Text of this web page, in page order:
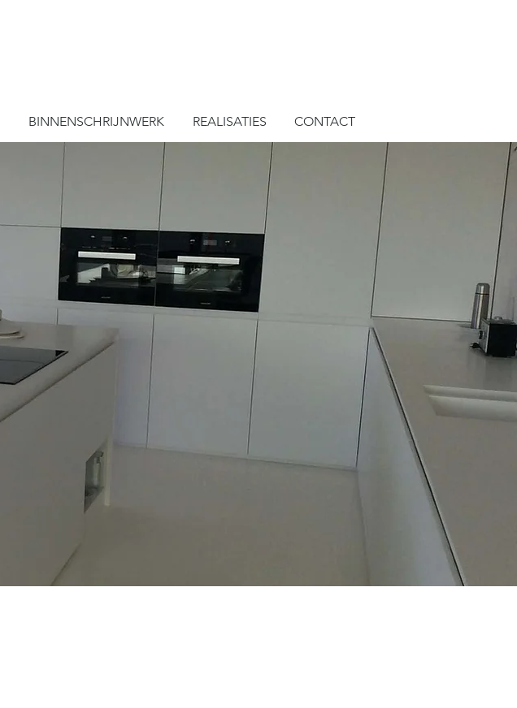
BINNENSCHRIJNWERK REALISATIES CONTACT